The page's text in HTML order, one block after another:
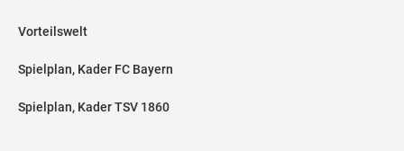
Vorteilswelt
Spielplan, Kader FC Bayern
Spielplan, Kader TSV 1860